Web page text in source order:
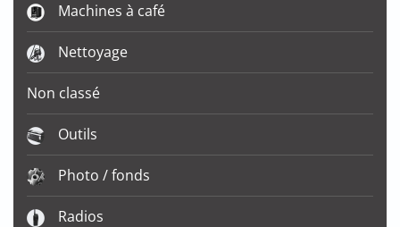
Machines à café
Nettoyage
Non classé
Outils
Photo / fonds
Radios